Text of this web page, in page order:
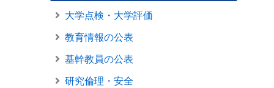
大学点検・大学評価
教育情報の公表
基幹教員の公表
研究倫理・安全